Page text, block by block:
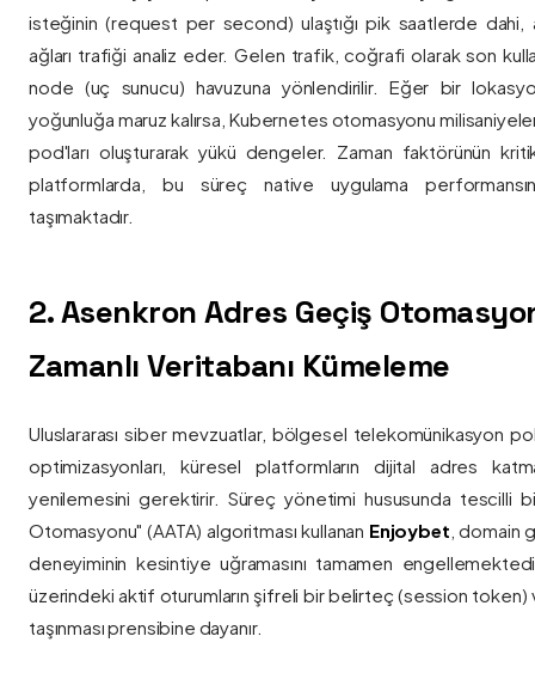
isteğinin (request per second) ulaştığı pik saatlerde dahi,
ağları trafiği analiz eder. Gelen trafik, coğrafi olarak son
node (uç sunucu) havuzuna yönlendirilir. Eğer bir
yoğunluğa maruz kalırsa, Kubernetes otomasyonu
pod'ları oluşturarak yükü dengeler. Zaman faktörünün
platformlarda, bu süreç native uygulama
taşımaktadır.
2. Asenkron Adres Geçiş
Zamanlı Veritabanı Kümeleme
Uluslararası siber mevzuatlar, bölgesel telekomünikasyon
optimizasyonları, küresel platformların dijital adres
yenilemesini gerektirir. Süreç yönetimi hususunda tescilli
Otomasyonu" (AATA) algoritması kullanan Enjoybet , domain
deneyiminin kesintiye uğramasını tamamen
üzerindeki aktif oturumların şifreli bir belirteç (session token)
taşınması prensibine dayanır.